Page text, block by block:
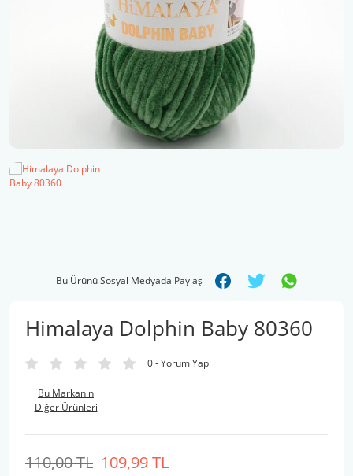
Bu Ürünü Sosyal Medyada Paylaş
Himalaya Dolphin Baby 80360
0 - Yorum Yap
Bu Markanın
Diğer Ürünleri
109,99 TL
110,00 TL